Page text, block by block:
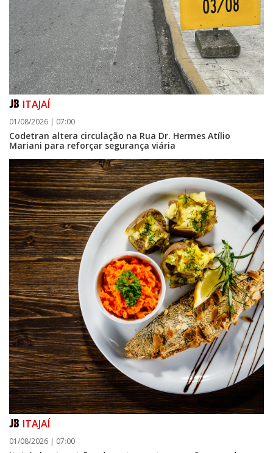
ITAJAÍ
01/08/2026 | 07:00
Codetran altera circulação na Rua Dr. Hermes Atílio
Mariani para reforçar segurança viária
ITAJAÍ
01/08/2026 | 07:00